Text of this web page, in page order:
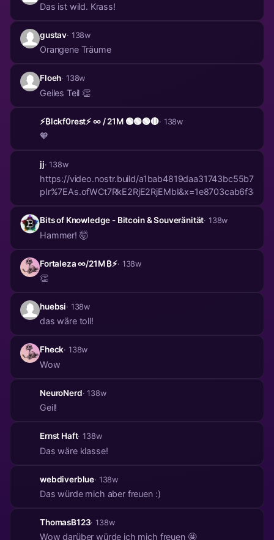
Das ist wild. Krass!
gustav· 138w
Orangene Träume
Floeh· 138w
Geiles Teil 👏
⚡️₿lckf0rest⚡️ ∞ / 21M 🟢🟢🟢🔴· 138w
🧡
jj· 138w
https://video.nostr.build/
Bits of Knowledge - Bitcoin & Souveränität· 138w
Hammer! 🤯
Fortaleza ∞/21M ₿⚡️· 138w
👏
huebsi· 138w
das wäre toll!
Fheck· 138w
Wow
NeuroNerd· 138w
Geil!
Ernst Haft· 138w
Das wäre klasse!
webdiverblue· 138w
Das würde mich aber freuen :)
ThomasB123· 138w
Wow darüber würde ich mich freuen 🤩